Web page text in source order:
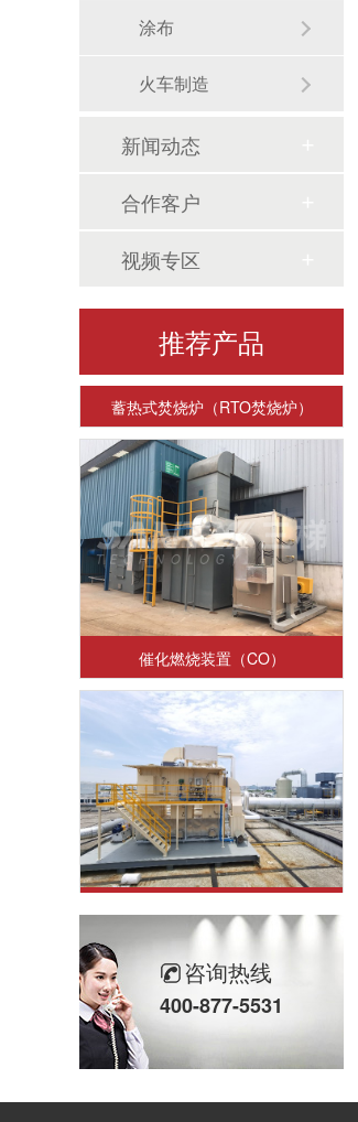
涂布
火车制造
新闻动态
合作客户
视频专区
推荐产品
气气板式换热器
沸石浓缩转轮装置+（RTO）蓄热式焚烧炉
咨询热线
400-877-5531